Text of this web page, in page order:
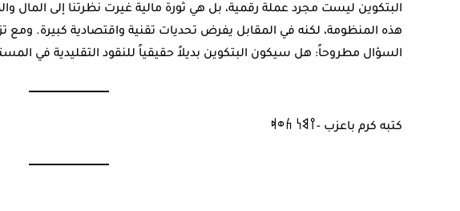
البتكوين ليست مجرد عملة رقمية، بل هي ثورة مالية غيرت نظرتنا إلى المال
هذه المنظومة، لكنه في المقابل يفرض تحديات تقنية واقتصادية كبيرة. ومع
السؤال مطروحاً: هل سيكون البتكوين بديلاً حقيقياً للنقود التقليدية في
كتبه كرم باعزب -𐩺𐩣𐩬 𐩫𐩥𐩵